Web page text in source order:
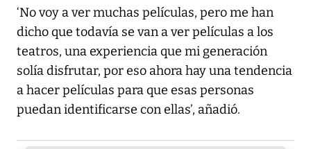
‘No voy a ver muchas películas, pero me han
dicho que todavía se van a ver películas a los
teatros, una experiencia que mi generación
solía disfrutar, por eso ahora hay una tendencia
a hacer películas para que esas personas
puedan identificarse con ellas’, añadió.